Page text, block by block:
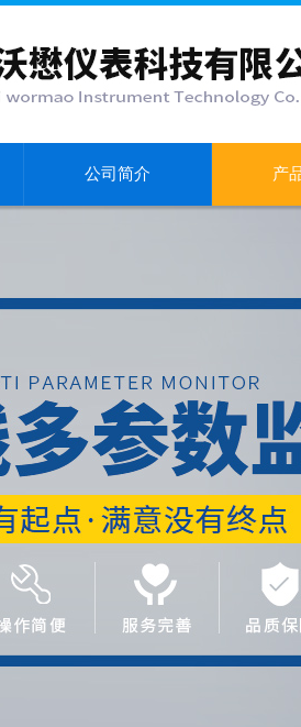
公司简介 产